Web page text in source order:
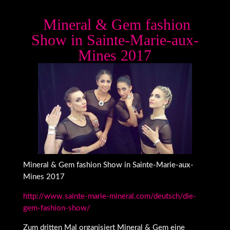
Mineral & Gem fashion
Show in Sainte-Marie-aux-
Mines 2017
Mineral & Gem fashion Show in Sainte-Marie-aux-
Mines 2017
http://www.sainte-marie-mineral.com/deutsch/die-
gem-fashion-show/
Zum dritten Mal organisiert Mineral & Gem eine